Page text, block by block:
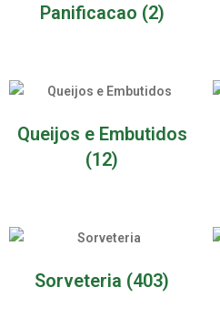
Panificacao (2)
Queijos e Embutidos
(12)
Sorveteria (403)